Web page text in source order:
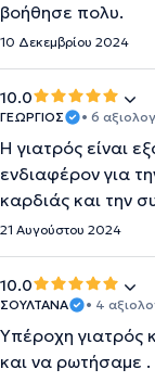
βοήθησε πολυ.
10 Δεκεμβρίου 2024
10.0
ΓΕΩΡΓΙΟΣ • 6
Η γιατρός είναι
ενδιαφέρον για
καρδιάς και την
21 Αυγούστου 2024
10.0
ΣΟΥΛΤΑΝΑ • 4
Υπέροχη γιατρός
και να ρωτήσαμε